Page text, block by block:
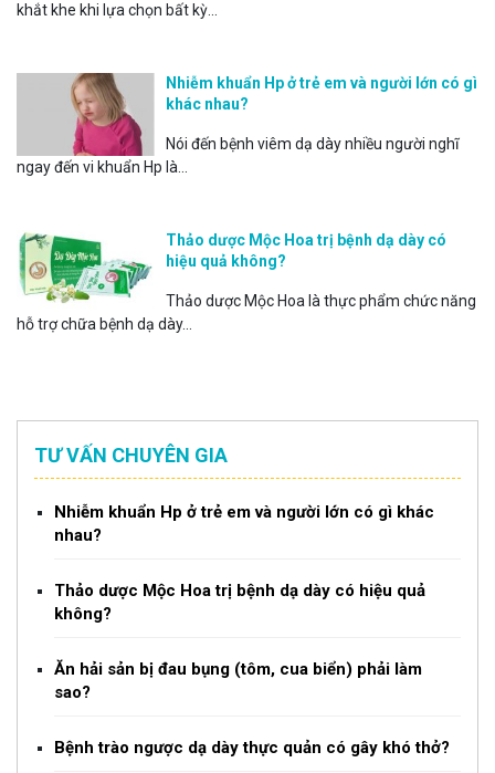
khắt khe khi lựa chọn bất kỳ...
Nhiễm khuẩn Hp ở trẻ em và người lớn có gì
khác nhau?
Nói đến bệnh viêm dạ dày nhiều người nghĩ
ngay đến vi khuẩn Hp là...
Thảo dược Mộc Hoa trị bệnh dạ dày có
hiệu quả không?
Thảo dược Mộc Hoa là thực phẩm chức năng
hỗ trợ chữa bệnh dạ dày...
TƯ VẤN CHUYÊN GIA
Nhiễm khuẩn Hp ở trẻ em và người lớn có gì khác
nhau?
Thảo dược Mộc Hoa trị bệnh dạ dày có hiệu quả
không?
Ăn hải sản bị đau bụng (tôm, cua biển) phải làm
sao?
Bệnh trào ngược dạ dày thực quản có gây khó thở?